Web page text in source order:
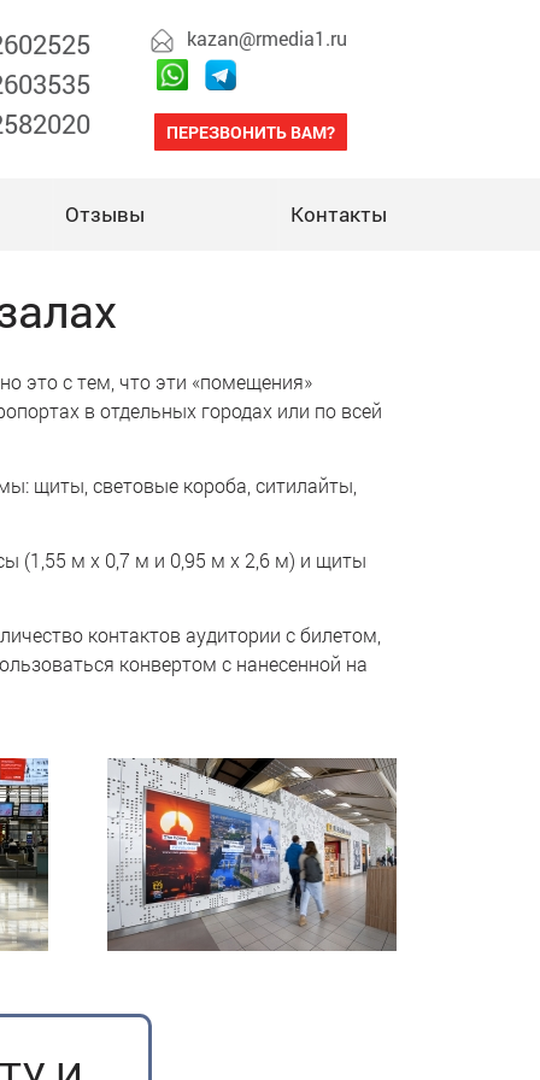
kazan@rmedia1.ru
ПЕРЕЗВОНИТЬ ВАМ?
Отзывы Контакты
это с тем, что эти «помещения»
в отдельных городах или по всей
щиты, световые короба, ситилайты,
(1,55 м х 0,7 м и 0,95 м х 2,6 м) и щиты
контактов аудитории с билетом,
конвертом с нанесенной на